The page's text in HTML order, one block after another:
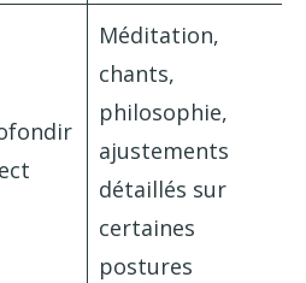
Méditation,
chants,
philosophie,
ajustements
détaillés sur
certaines
postures